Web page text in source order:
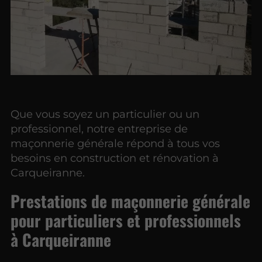
Que vous soyez un particulier ou un
professionnel, notre entreprise de
maçonnerie générale répond à tous vos
besoins en construction et rénovation à
Carqueiranne.
Prestations de maçonnerie générale
pour particuliers et professionnels
à Carqueiranne